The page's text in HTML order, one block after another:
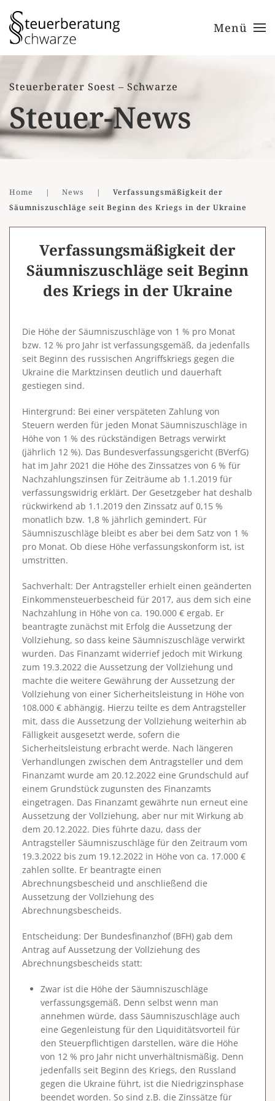
Zum Hauptinhalt springen Menü
Steuerberater Soest – Schwarze
Steuer-News
Home News
Verfassungsmäßigkeit der
Säumniszuschläge seit Beginn des Kriegs in der Ukraine
Verfassungsmäßigkeit der
Säumniszuschläge seit Beginn
des Kriegs in der Ukraine
Die Höhe der Säumniszuschläge von 1 % pro Monat
bzw. 12 % pro Jahr ist verfassungsgemäß, da jedenfalls
seit Beginn des russischen Angriffskriegs gegen die
Ukraine die Marktzinsen deutlich und dauerhaft
gestiegen sind.
Hintergrund: Bei einer verspäteten Zahlung von
Steuern werden für jeden Monat Säumniszuschläge in
Höhe von 1 % des rückständigen Betrags verwirkt
(jährlich 12 %). Das Bundesverfassungsgericht (BVerfG)
hat im Jahr 2021 die Höhe des Zinssatzes von 6 % für
Nachzahlungszinsen für Zeiträume ab 1.1.2019 für
verfassungswidrig erklärt. Der Gesetzgeber hat deshalb
rückwirkend ab 1.1.2019 den Zinssatz auf 0,15 %
monatlich bzw. 1,8 % jährlich gemindert. Für
Säumniszuschläge bleibt es aber bei dem Satz von 1 %
pro Monat. Ob diese Höhe verfassungskonform ist, ist
umstritten.
Sachverhalt: Der Antragsteller erhielt einen geänderten
Einkommensteuerbescheid für 2017, aus dem sich eine
Nachzahlung in Höhe von ca. 190.000 € ergab. Er
beantragte zunächst mit Erfolg die Aussetzung der
Vollziehung, so dass keine Säumniszuschläge verwirkt
wurden. Das Finanzamt widerrief jedoch mit Wirkung
zum 19.3.2022 die Aussetzung der Vollziehung und
machte die weitere Gewährung der Aussetzung der
Vollziehung von einer Sicherheitsleistung in Höhe von
108.000 € abhängig. Hierzu teilte es dem Antragsteller
mit, dass die Aussetzung der Vollziehung weiterhin ab
Fälligkeit ausgesetzt werde, sofern die
Sicherheitsleistung erbracht werde. Nach längeren
Verhandlungen zwischen dem Antragsteller und dem
Finanzamt wurde am 20.12.2022 eine Grundschuld auf
einem Grundstück zugunsten des Finanzamts
eingetragen. Das Finanzamt gewährte nun erneut eine
Aussetzung der Vollziehung, aber nur mit Wirkung ab
dem 20.12.2022. Dies führte dazu, dass der
Antragsteller Säumniszuschläge für den Zeitraum vom
19.3.2022 bis zum 19.12.2022 in Höhe von ca. 17.000 €
zahlen sollte. Er beantragte einen
Abrechnungsbescheid und anschließend die
Aussetzung der Vollziehung des
Abrechnungsbescheids.
Entscheidung: Der Bundesfinanzhof (BFH) gab dem
Antrag auf Aussetzung der Vollziehung des
Abrechnungsbescheids statt:
Zwar ist die Höhe der Säumniszuschläge
verfassungsgemäß. Denn selbst wenn man
annehmen würde, dass Säumniszuschläge auch
eine Gegenleistung für den Liquiditätsvorteil für
den Steuerpflichtigen darstellen, wäre die Höhe
von 12 % pro Jahr nicht unverhältnismäßig. Denn
jedenfalls seit Beginn des Kriegs, den Russland
gegen die Ukraine führt, ist die Niedrigzinsphase
beendet worden. So sind z.B. die Zinssätze für